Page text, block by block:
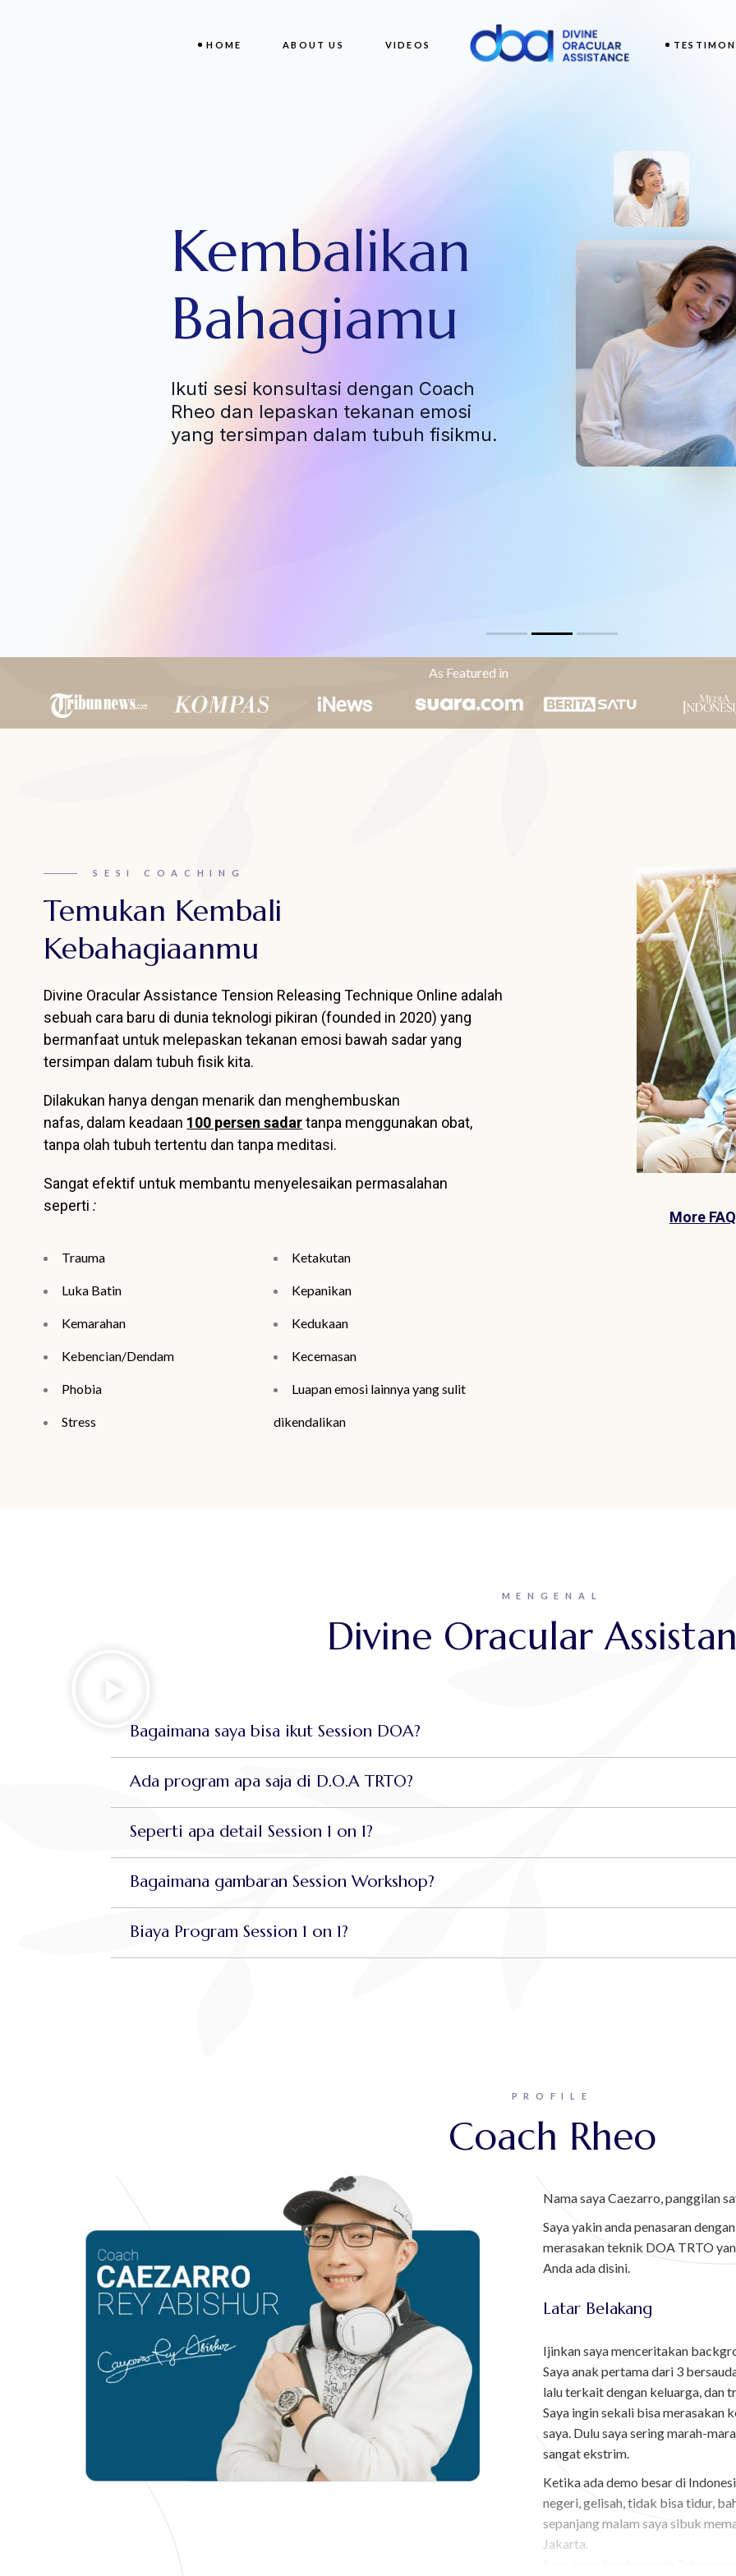
HOME ABOUT US VIDEOS
Kembalikan
Bahagiamu
Ikuti sesi konsultasi dengan Coach
Rheo dan lepaskan tekanan emosi
yang tersimpan dalam tubuh fisikmu.
As Featured in
SESI COACHING
Temukan Kembali
Kebahagiaanmu
Divine Oracular Assistance Tension Releasing Technique Online adalah
sebuah cara baru di dunia teknologi pikiran (founded in 2020) yang
bermanfaat untuk melepaskan tekanan emosi bawah sadar yang
tersimpan dalam tubuh fisik kita.
Dilakukan hanya dengan menarik dan menghembuskan
nafas, dalam keadaan 100 persen sadartanpa menggunakan obat,
tanpa olah tubuh tertentu dan tanpa meditasi.
Sangat efektif untuk membantu menyelesaikan permasalahan
seperti:
Trauma
Luka Batin
Kemarahan
Kebencian/Dendam
Phobia
Stress
Ketakutan
Kepanikan
Kedukaan
Kecemasan
Luapan emosi lainnya yang sulit
dikendalikan
More
MENGENAL
Divine Oracular
Bagaimana saya bisa ikut Session DOA?
Ada program apa saja di D.O.A TRTO?
Seperti apa detail Session 1 on 1?
Bagaimana gambaran Session Workshop?
Biaya Program Session 1 on 1?
PROFILE
Coach Rheo
Nama saya Caezarro, panggilan
Saya yakin anda penasaran
merasakan teknik DOA TRTO
Anda ada disini.
Latar Belakang
Ijinkan saya menceritakan
Saya anak pertama dari 3
lalu terkait dengan keluarga, dan
Saya ingin sekali bisa merasakan
saya. Dulu saya sering marah-
sangat ekstrim.
Ketika ada demo besar di
negeri, gelisah, tidak bisa tidur,
sepanjang malam saya sibuk
Jakarta.